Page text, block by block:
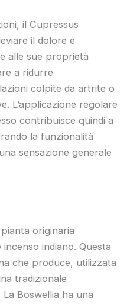
il Cupressus
il dolore e
alle sue proprietà
a ridurre
colpite da artrite o
L’applicazione regolare
contribuisce quindi a
la funzionalità
sensazione generale
originaria
indiano. Questa
che produce, utilizzata
tradizionale
Boswellia ha una